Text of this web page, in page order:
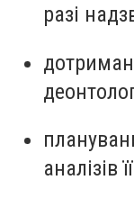
разі
аналізів